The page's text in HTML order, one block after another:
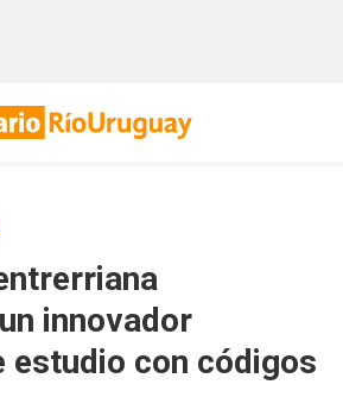
innovador
estudio con códigos